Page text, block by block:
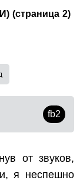
(страница 2)
fb2
от звуков,
я неспешно